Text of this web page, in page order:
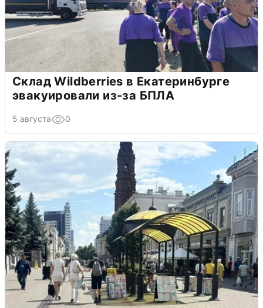
Склад Wildberries в Екатеринбурге
эвакуировали из-за БПЛА
5 августа 0